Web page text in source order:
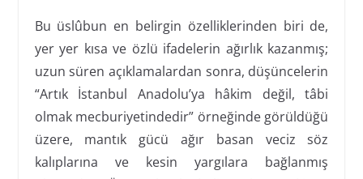
Bu üslûbun en belirgin özelliklerinden biri de,
yer yer kısa ve özlü ifadelerin ağırlık kazanmış;
uzun süren açıklamalardan sonra, düşüncelerin
“Artık İstanbul Anadolu’ya hâkim değil, tâbi
olmak mecburiyetindedir” örneğinde görüldüğü
üzere, mantık gücü ağır basan veciz söz
kalıplarına ve kesin yargılara bağlanmış